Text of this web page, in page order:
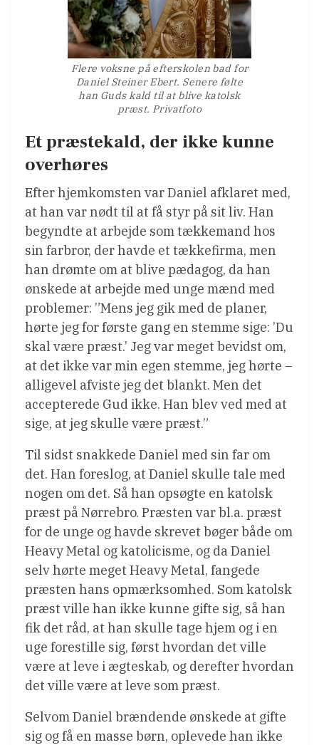
Flere voksne på efterskolen bad for
Daniel Steiner Ebert. Senere følte
han Guds kald til at blive katolsk
præst. Privatfoto
Et præstekald, der ikke kunne
overhøres
Efter hjemkomsten var Daniel afklaret med,
at han var nødt til at få styr på sit liv. Han
begyndte at arbejde som tækkemand hos
sin farbror, der havde et tækkefirma, men
han drømte om at blive pædagog, da han
ønskede at arbejde med unge mænd med
problemer: ”Mens jeg gik med de planer,
hørte jeg for første gang en stemme sige: ’Du
skal være præst.’ Jeg var meget bevidst om,
at det ikke var min egen stemme, jeg hørte –
alligevel afviste jeg det blankt. Men det
accepterede Gud ikke. Han blev ved med at
sige, at jeg skulle være præst.”
Til sidst snakkede Daniel med sin far om
det. Han foreslog, at Daniel skulle tale med
nogen om det. Så han opsøgte en katolsk
præst på Nørrebro. Præsten var bl.a. præst
for de unge og havde skrevet bøger både om
Heavy Metal og katolicisme, og da Daniel
selv hørte meget Heavy Metal, fangede
præsten hans opmærksomhed. Som katolsk
præst ville han ikke kunne gifte sig, så han
fik det råd, at han skulle tage hjem og i en
uge forestille sig, først hvordan det ville
være at leve i ægteskab, og derefter hvordan
det ville være at leve som præst.
Selvom Daniel brændende ønskede at gifte
sig og få en masse børn, oplevede han ikke